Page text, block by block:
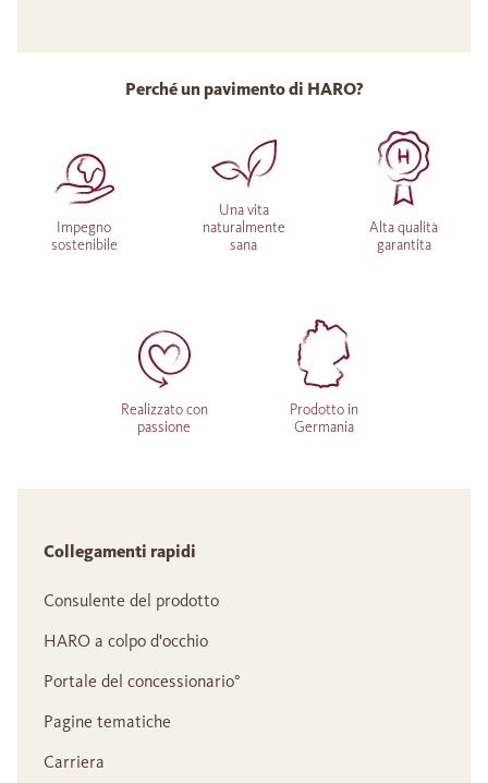
Perché un pavimento di HARO?
Impegno
sostenibile
Una vita
naturalmente
sana
Alta qualità
garantita
Realizzato con
passione
Prodotto in
Germania
Collegamenti rapidi
Consulente del prodotto
HARO a colpo d'occhio
Portale del concessionario°
Pagine tematiche
Carriera